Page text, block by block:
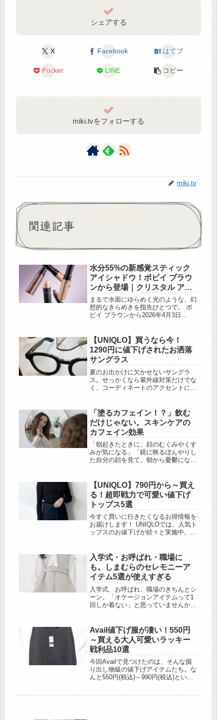
シェアする
X Facebook はてブ
Pocket LINE コピー
miki.tvをフォローする
miki.tv
関連記事
水分55%の新感覚スティック
アイシャドウ！ボビイ ブラウ
ンから登場｜クリスタル アイ
シャドウ スティック
まるで水面にゆらめく光のような、幻
想的なきらめきを指先ひとつで。 ボ
ビイ ブラウンから2026年4月3日
55%のみずみずしいジェルフォーミュ
ラを採用した新 […]
【UNIQLO】買うなら今！
1290円に値下げされたお洒落
サングラス
夏のお出かけに欠かせないサングラ
ス。せっかくなら紫外線対策だけでな
く、コーディネートのアクセントにも
ウェリントン」が値下げ価格の1,290
円(税込 […]
「塗るカフェイン！？」飲む
だけじゃない。スキンケアの
カフェイン効果
「朝起きたときに、顔のむくみやくす
みが気になる」「鏡に映るぼんやりし
た自分の顔を見て、朝から憂鬱にな
タートが台無しになってしまいますよ
ね。新たなスキンケアとして注目され
ている「塗るカフェイン」は、そんな
肌の悩みを解決に導いてくれるかもし
れません。今回は、塗るカフェインに
ついて、薬剤師・美容薬剤師の水谷優
実さんに解説いただきます。朝の顔、
なんだかぼんやり問題 ...
【UNIQLO】790円から～買え
る！超即戦力で可愛い値下げ
トップス5選
今すぐ買いに行きたくなるお得情報を
お届けします！ UNIQLOでは、人気ト
ップスのお値下げが続々と実施中。1
見せてくれるホルターネックブラタン
クトップ […]
入学式・お呼ばれ・職場に
も。しまむらのセレモニーア
イテム5選が使えすぎる
入学式、お呼ばれ、職場のきちんとシ
ーン。「オケージョンアイテムって1
回しか着ない」と思っていませんか？
そろっています。高見えデザインとカ
ジュアルダウ […]
Avail値下げ服が凄い！550円
～買える大人可愛いラッキー
戦利品10選
今回Availで見つけたのは、そんな掘
り出し物級の値下げアイテムたち。な
んと550円(税込)～990円(税込)という